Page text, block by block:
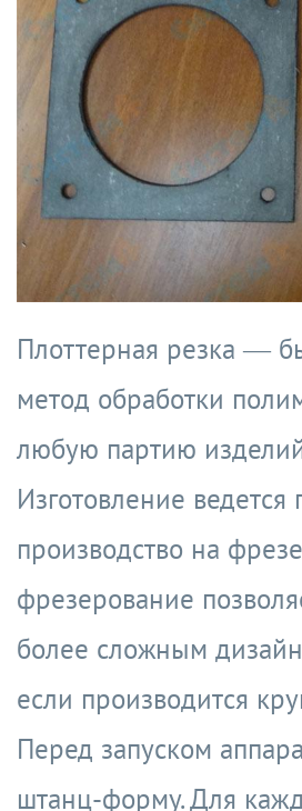
Плоттерная резка —
метод обработки
любую партию
Изготовление
производство на
фрезерование
более сложным
если производится
Перед запуском
штанц-форму. Для